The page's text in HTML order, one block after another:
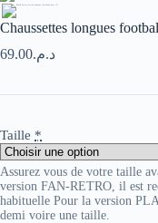
Chaussettes longues
د.م.69.00
Taille *
Assurez vous de votre taille
version FAN-RETRO, il est
habituelle Pour la version
demi voire une taille.